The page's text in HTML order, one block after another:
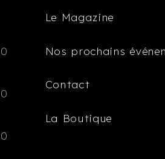
Le Magazine
Nos prochains
Contact
La Boutique